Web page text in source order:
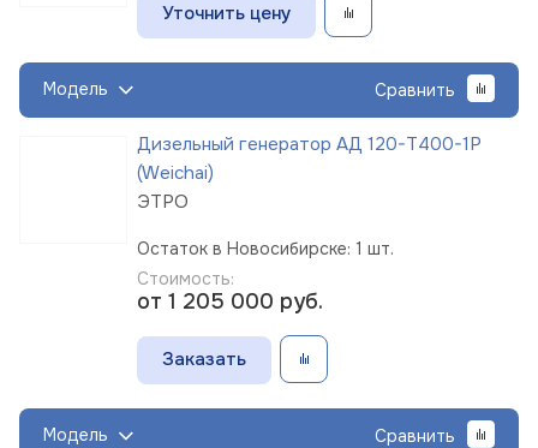
Уточнить цену
Модель Сравнить
Дизельный генератор АД 120-Т400-1Р
(Weichai)
ЭТРО
Остаток в Новосибирске: 1 шт.
Стоимость:
от 1 205 000 руб.
Заказать
Модель Сравнить